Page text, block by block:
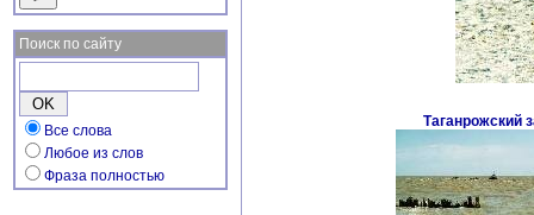
Поиск по сайту
Все слова
Любое из слов
Фраза полностью
Таганрожский